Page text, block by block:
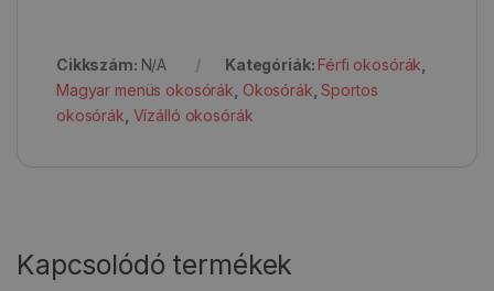
Cikkszám: N/A Kategóriák: Férfi okosórák
Magyar menüs okosórák Okosórák ,Sportos
okosórák Vízálló okosórák
Kapcsolódó termékek